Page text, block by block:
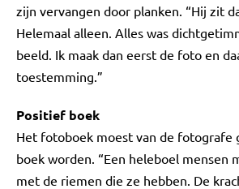
zijn vervangen door planken. “Hij zit
Helemaal alleen. Alles was
beeld. Ik maak dan eerst de foto en
toestemming.”
Positief boek
Het fotoboek moest van de fotografe
boek worden. “Een heleboel mensen
met de riemen die ze hebben. De